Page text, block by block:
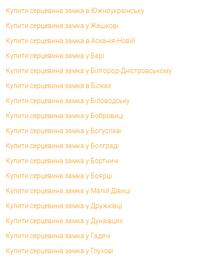
Купити серцевина замка в Южноукраїнську
Купити серцевина замка у Жашкові
Купити серцевина замка в Асканія-Новій
Купити серцевина замка у Барі
Купити серцевина замка у Білгород-Дністровському
Купити серцевина замка в Білках
Купити серцевина замка у Біловодську
Купити серцевина замка у Бобровиці
Купити серцевина замка у Богуславі
Купити серцевина замка у Болграді
Купити серцевина замка у Бортничі
Купити серцевина замка у Боярці
Купити серцевина замка у Малій Дівиці
Купити серцевина замка у Дружківці
Купити серцевина замка у Дунаївцях
Купити серцевина замка у Гадячі
Купити серцевина замка у Глухові